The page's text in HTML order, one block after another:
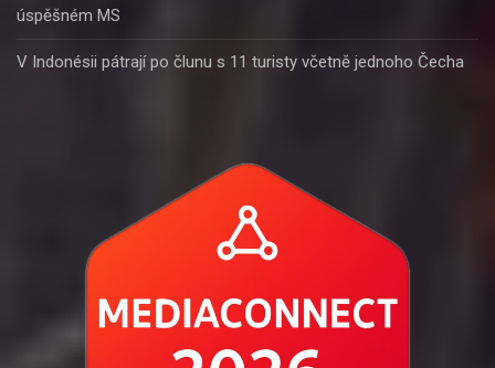
úspěšném MS
V Indonésii pátrají po člunu s 11 turisty včetně jednoho Čecha